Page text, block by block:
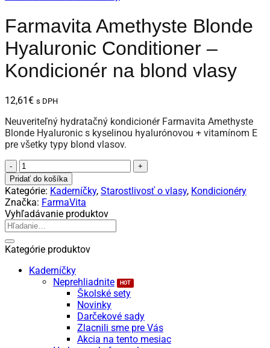
Farmavita Amethyste Blonde
Hyaluronic Conditioner –
Kondicionér na blond vlasy
12,61 € s DPH
Neuveriteľný hydratačný kondicionér Farmavita Amethyste
Blonde Hyaluronic s kyselinou hyalurónovou + vitamínom E
pre všetky typy blond vlasov.
množstvo
Farmavita
Amethyste
Blonde
Hyaluronic
Conditioner
-
Kondicionér
na
blond
Pridať do košíka
Kategórie: Kaderníčky, Starostlivosť o vlasy, Kondicionéry
Značka: FarmaVita
Vyhľadávanie produktov
Hľadať:
Kategórie produktov
Kaderníčky
Neprehliadnite
Školské sety
Novinky
Darčekové sady
Zlacnili sme pre Vás
Akcia na tento mesiac